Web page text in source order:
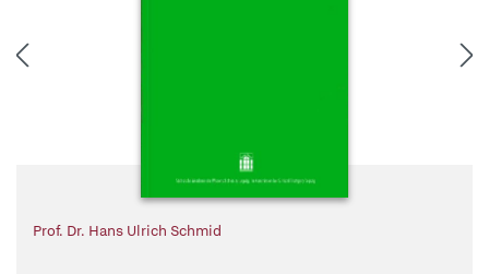
Prof. Dr. Hans Ulrich Schmid